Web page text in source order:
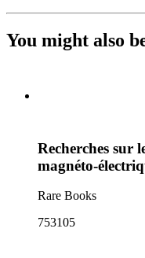
You might also
Recherches sur
magnéto-
Rare Books
753105